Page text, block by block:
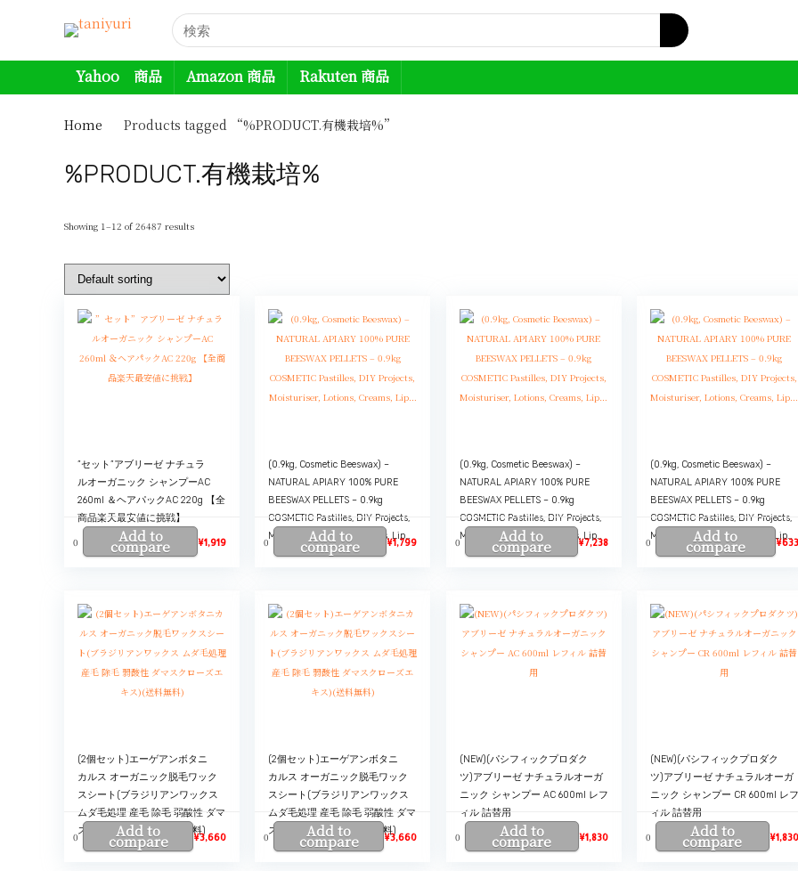
Yahoo 商品 Amazon 商品 Rakuten 商品
Home Products tagged “%PRODUCT.有機栽培%”
%PRODUCT.有機栽培%
Showing 1–12 of 26487 results
”セット”アブリーゼ ナチュラ
ルオーガニック シャンプーAC
260ml ＆ヘアパックAC 220g 【全
商品楽天最安値に挑戦】
0 Add to
compare ¥1,919
(0.9kg, Cosmetic Beeswax) –
NATURAL APIARY 100% PURE
BEESWAX PELLETS – 0.9kg
COSMETIC Pastilles, DIY Projects,
Moisturiser, Lotions, Creams, Lip…
0 Add to
compare ¥1,799
(0.9kg, Cosmetic Beeswax) –
NATURAL APIARY 100% PURE
BEESWAX PELLETS – 0.9kg
COSMETIC Pastilles, DIY Projects,
Moisturiser, Lotions, Creams, Lip…
0 Add to
compare ¥7,238
(0.9kg, Cosmetic Beeswax) –
NATURAL APIARY 100% PURE
BEESWAX PELLETS – 0.9kg
COSMETIC Pastilles, DIY Projects,
Moisturiser, Lotions, Creams, Lip…
0 Add to
compare ¥633
(2個セット)エーゲアンボタニ
カルス オーガニック脱毛ワック
スシート(ブラジリアンワックス
ムダ毛処理 産毛 除毛 弱酸性 ダマ
スクローズエキス)(送料無料)
0 Add to
compare ¥3,660
(2個セット)エーゲアンボタニ
カルス オーガニック脱毛ワック
スシート(ブラジリアンワックス
ムダ毛処理 産毛 除毛 弱酸性 ダマ
スクローズエキス)(送料無料)
0 Add to
compare ¥3,660
(NEW)(パシフィックプロダク
ツ)アブリーゼ ナチュラルオーガ
ニック シャンプー AC 600ml レフ
ィル 詰替用
0 Add to
compare ¥1,830
(NEW)(パシフィックプロダク
ツ)アブリーゼ ナチュラルオーガ
ニック シャンプー CR 600ml レフ
ィル 詰替用
0 Add to
compare ¥1,830